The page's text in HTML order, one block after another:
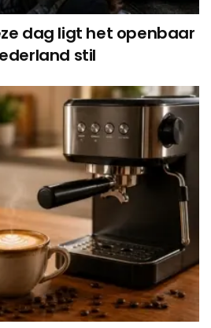
dag ligt het openbaar
stil